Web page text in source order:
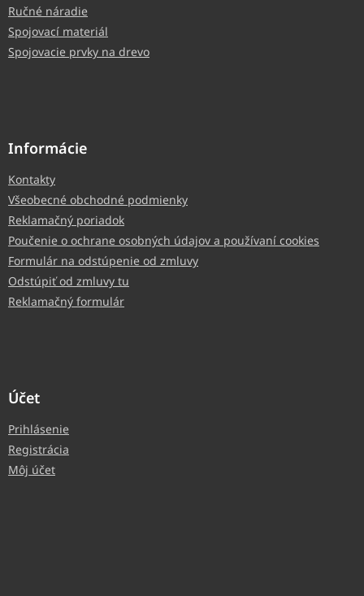
Ručné náradie
Spojovací materiál
Spojovacie prvky na drevo
Informácie
Kontakty
Všeobecné obchodné podmienky
Reklamačný poriadok
Poučenie o ochrane osobných údajov a používaní cookies
Formulár na odstúpenie od zmluvy
Odstúpiť od zmluvy tu
Reklamačný formulár
Účet
Prihlásenie
Registrácia
Môj účet